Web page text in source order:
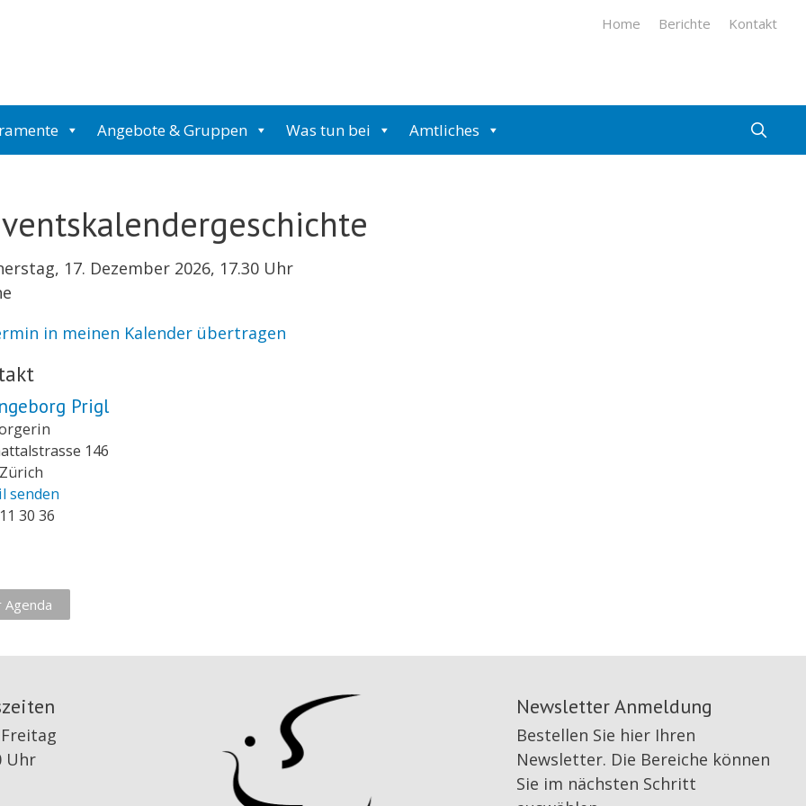
Home Berichte Kontakt
Angebote & Gruppen Was tun bei Amtliches
17. Dezember 2026, 17.30 Uhr
in meinen Kalender übertragen
Prigl
146
senden
30 36
Agenda
Uhr
Newsletter Anmeldung
Bestellen Sie hier Ihren
Newsletter. Die Bereiche können
Sie im nächsten Schritt